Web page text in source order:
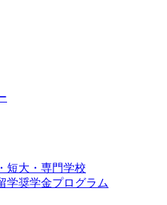
短大・専門学校
学奨学金プログラム